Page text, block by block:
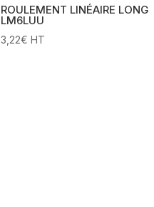
ROULEMENT LINÉAIRE LONG
LM6LUU
3,22€ HT